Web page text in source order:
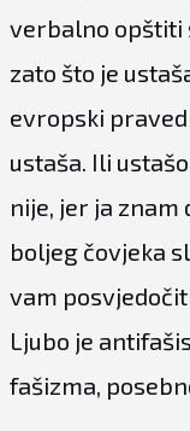
verbalno opštiti
zato što je
evropski
ustaša. Ili
nije, jer ja znam
boljeg čovjeka
vam
Ljubo je
fašizma,